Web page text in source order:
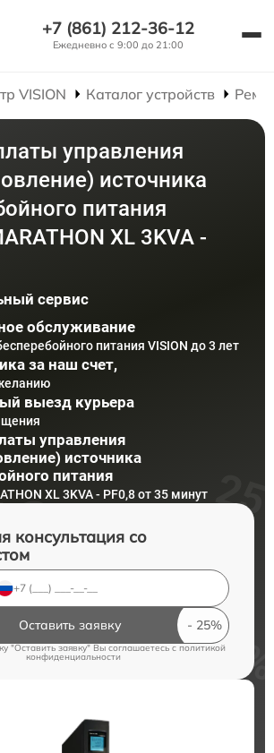
+7 (861) 212-36-12
Ежедневно с 9:00 до 21:00
VISION Каталог устройств
управления
источника
питания
XL 3KVA -
сервис
обслуживание
питания VISION до 3 лет
за наш счет,
выезд курьера
управления
источника
питания
XL 3KVA - PF0,8 от 35 минут
консультация со
Оставить заявку
"Оставить заявку" Вы соглашаетесь cполитикой
конфиденциальности